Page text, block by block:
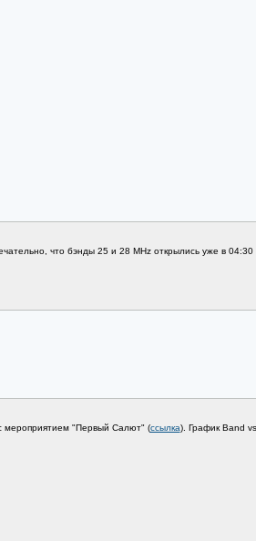
что бэнды 25 и 28 MHz открылись уже в 04:30
мероприятием "Первый Салют" (ссылка). График Band